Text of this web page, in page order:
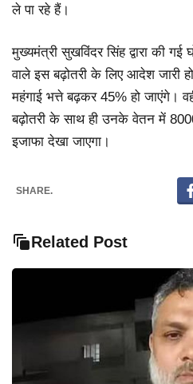
ले पा रहे हैं।
मुख्यमंत्री सुखविंदर सिंह द्वारा की
वाले इस बढ़ोतरी के लिए आदेश जारी
महंगाई भत्ते बढ़कर 45% हो जाएंगे।
बढ़ोतरी के साथ ही उनके वेतन में
इजाफा देखा जाएगा।
SHARE.
Related Post